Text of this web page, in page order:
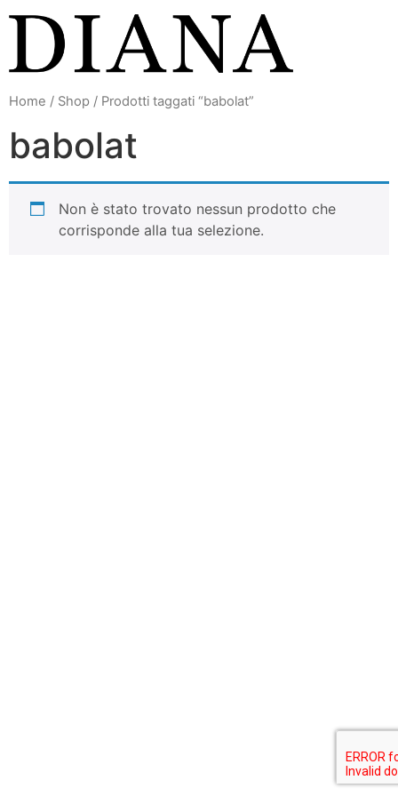
contenuto
Home / Shop / Prodotti taggati “babolat”
babolat
Non è stato trovato nessun prodotto che
corrisponde alla tua selezione.